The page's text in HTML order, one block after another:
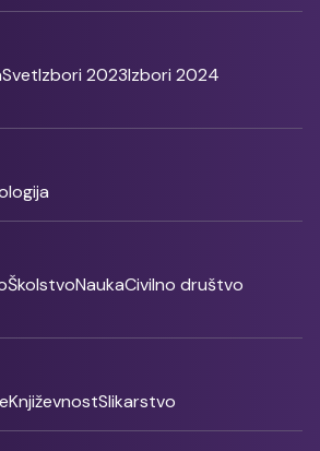
SvetIzbori 2023Izbori 2024
ŠkolstvoNaukaCivilno društvo
KnjiževnostSlikarstvo